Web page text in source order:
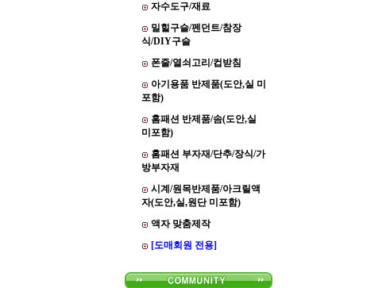
자수도구/재료
밀힐구슬/펜던트/참장
식/DIY구슬
폰줄/열쇠고리/컵받침
아기용품 반제품(도안,실 미
포함)
홈패션 반제품/솜(도안,실
미포함)
홈패션 부자재/단추/장식/가
방부자재
시계/원목반제품/아크릴액
자(도안,실,원단 미포함)
액자 맞춤제작
[도매회원 전용]